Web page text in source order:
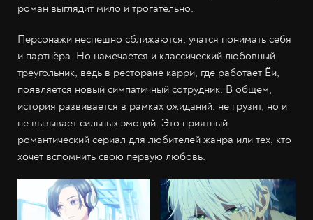
роман выглядит мило и трогательно.
Персонажи неспешно сближаются, учатся понимать себя
и партнёра. Но намечается и классический любовный
треугольник, ведь в ресторане карри, где работает Ёи,
появляется новый симпатичный сотрудник. В общем,
история развивается в рамках ожиданий: не грузит, но и
не вызывает сильных эмоций. Это приятный
романтический сериал для любителей жанра или тех, кто
хочет вспомнить свою первую любовь.